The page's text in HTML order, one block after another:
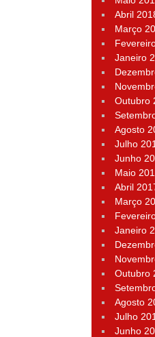
Abril
Março
Janeiro
Outubro
Agosto
Julho
Junho
Maio
Abril
Março
Janeiro
Outubro
Agosto
Julho
Junho